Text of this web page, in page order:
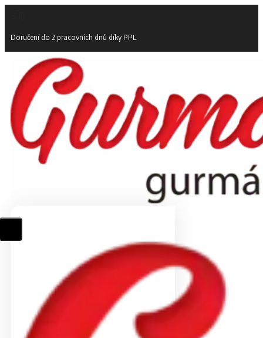
Doručení do 2 pracovních dnů díky PPL